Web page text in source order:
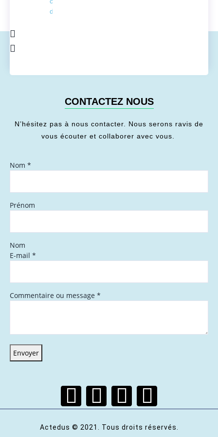
de l'énergie
CONTACTEZ NOUS
N’hésitez pas à nous contacter. Nous serons ravis de
vous écouter et collaborer avec vous.
Nom *
Prénom
Nom
E-mail *
Commentaire ou message *
Envoyer
Actedus © 2021. Tous droits réservés.